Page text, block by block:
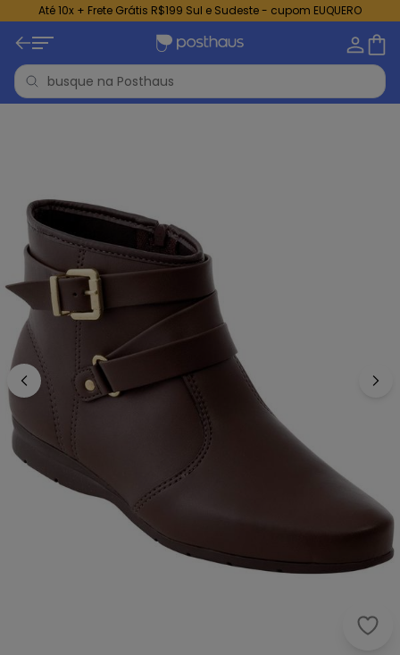
Até 10x + Frete Grátis R$199 Sul e Sudeste - cupom EUQUERO